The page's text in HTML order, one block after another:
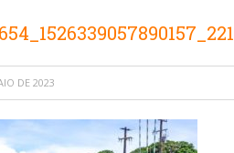
DE 2023